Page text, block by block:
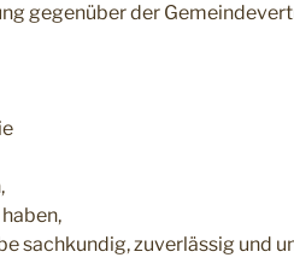
gegenüber der
sachkundig, zuverlässig und